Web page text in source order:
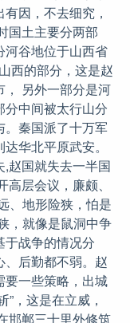
因，不去细究，
国土主要分两部
河谷地位于山西省
西的部分，这是赵
， 另外一部分是河
中间被太行山分
。秦国派了十万军
华北平原武安。
赵国就失去一半国
层会议，廉颇、
、地形险狭，怕是
，就像是鼠洞中争
战争的情况分
后勤都不弱。赵
要一些策略，出城
，这是在立威，
邯郸三十里外修筑